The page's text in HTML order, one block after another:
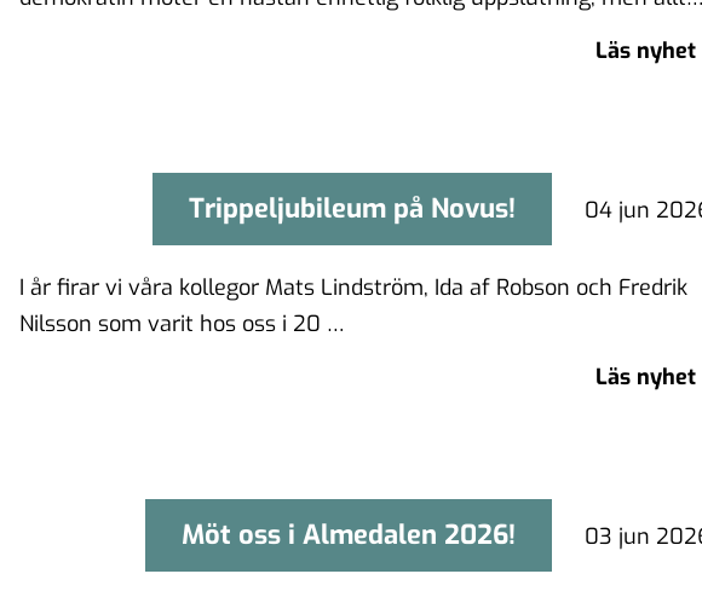
Läs nyhet
Trippeljubileum på Novus! 04 jun
Trippeljubileum på Novus!
I år firar vi våra kollegor Mats Lindström, Ida af Robson och Fredrik
Nilsson som varit hos oss i 20 …
Läs nyhet
Möt oss i Almedalen 2026! 03 jun
Möt oss i Almedalen 2026!